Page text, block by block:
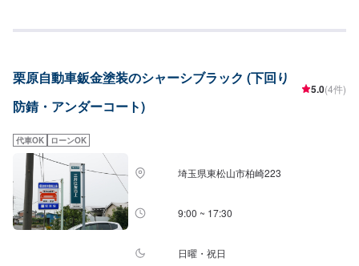
栗原自動車鈑金塗装のシャーシブラック (下回り
防錆・アンダーコート)
5.0(4件)
代車OK ローンOK
埼玉県東松山市柏崎223
9:00 ~ 17:30
日曜・祝日